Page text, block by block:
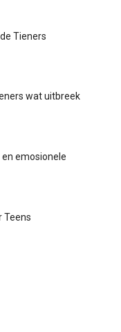
Tieners
wat uitbreek
emosionele
Teens